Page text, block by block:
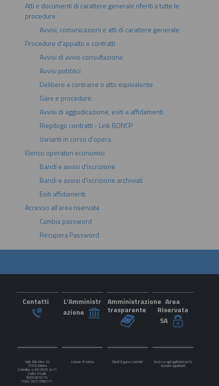
Atti e documenti di carattere generale riferiti a tutte le
procedure
Avvisi, comunicazioni e atti di carattere generale
Procedure d'appalto e contratti
Avvisi di avvio consultazione
Avvisi pubblici
Delibere a contrarre o atto equivalente
Gare e procedure
Avvisi di aggiudicazione, esiti e affidamenti
Riepilogo contratti - Link BDNCP
Varianti in corso d'opera
Elenco operatori economici
Bandi e avvisi d'iscrizione
Bandi e avvisi d'iscrizione archiviati
Esiti affidamenti
Accesso all'area riservata
Cambia password
Recupera Password
Contatti
L'Amministr
azione
Amministrazione
trasparente
Area
Riservata
SA
Viale Aldo Moro 32
75100 Matera
Centralino: (+39) 0835 2411
Codice Fiscale:
80002870774
P.IVA: 00313580771
Comune di matera Bandi di gara e contratti Accesso agli applicativi per la
stazione appaltante